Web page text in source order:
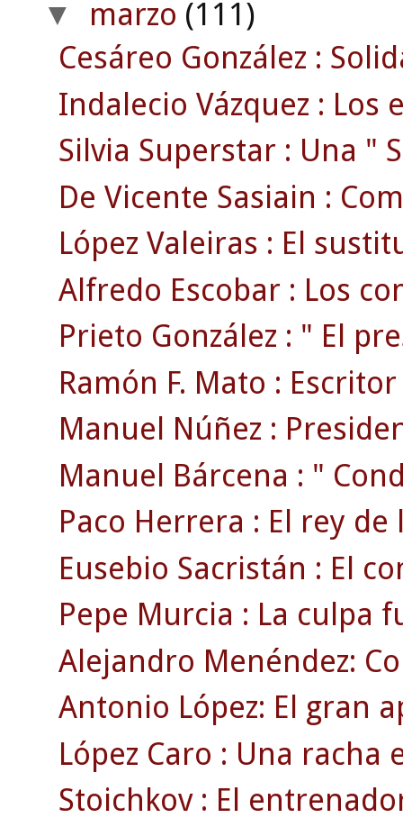
▼ marzo (111)
Cesáreo González :
Indalecio Vázquez : Los
Silvia Superstar : Una "
De Vicente Sasiain :
López Valeiras : El
Alfredo Escobar : Los
Prieto González : " El
Ramón F. Mato :
Manuel Núñez :
Manuel Bárcena : "
Paco Herrera : El rey
Eusebio Sacristán : El
Pepe Murcia : La culpa
Alejandro Menéndez:
Antonio López: El gran
López Caro : Una racha
Stoichkov : El